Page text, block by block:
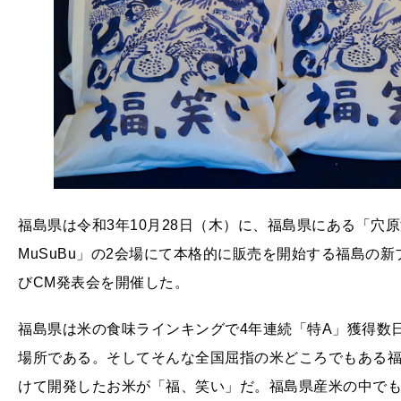
福島県は令和3年10月28日（木）に、福島県にある「穴
MuSuBu」の2会場にて本格的に販売を開始する福島の
びCM発表会を開催した。
福島県は米の食味ラインキングで4年連続「特A」獲得
場所である。そしてそんな全国屈指の米どころでもある
けて開発したお米が「福、笑い」だ。福島県産米の中で